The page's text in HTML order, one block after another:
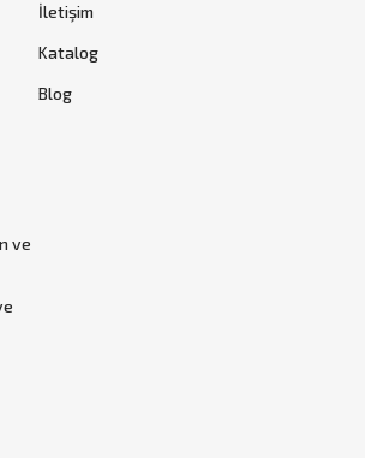
İletişim
Katalog
Blog
ve